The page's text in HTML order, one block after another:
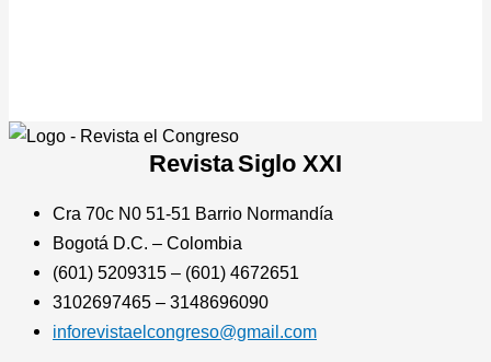
RevistaSiglo XXI
Cra 70c N0 51-51 Barrio Normandía
Bogotá D.C. – Colombia
(601) 5209315 – (601) 4672651
3102697465 – 3148696090
inforevistaelcongreso@gmail.com